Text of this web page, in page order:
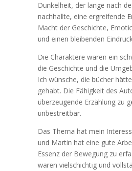
Dunkelheit, der lange nach
nachhallte, eine ergreifende
Macht der Geschichte,
und einen bleibenden
Die Charaktere waren ein
die Geschichte und die
Ich wünsche, die bücher
gehabt. Die Fähigkeit des
überzeugende Erzählung zu
unbestreitbar.
Das Thema hat mein
und Martin hat eine gute
Essenz der Bewegung zu
waren vielschichtig und